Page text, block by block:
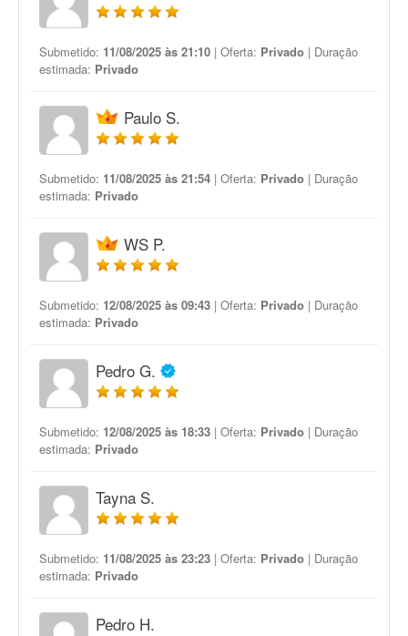
Submetido: 11/08/2025 às 21:10 | Oferta: Privado | Duração
estimada: Privado
Paulo S.
Submetido: 11/08/2025 às 21:54 | Oferta: Privado | Duração
estimada: Privado
WS P.
Submetido: 12/08/2025 às 09:43 | Oferta: Privado | Duração
estimada: Privado
Pedro G.
Submetido: 12/08/2025 às 18:33 | Oferta: Privado | Duração
estimada: Privado
Tayna S.
Submetido: 11/08/2025 às 23:23 | Oferta: Privado | Duração
estimada: Privado
Pedro H.